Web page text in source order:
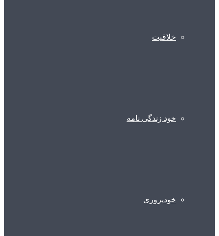
خلاقیت
خود زندگی نامه
خودپروری